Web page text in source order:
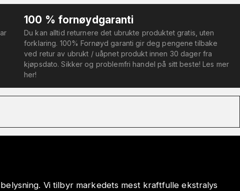
100 % fornøydgaranti
Du kan alltid returnere det ubrukte produktet gratis, uten
forklaring. 100% Fornøyd garanti gir deg pengene tilbake
ved retur av ubrukt / uåpnet produkt innen 30 dager fra
kjøpsdato. Sikker og problemfri handel på sitt beste! Les mer
her!
Vi tilbyr markedets mest kraftfulle ekstralys